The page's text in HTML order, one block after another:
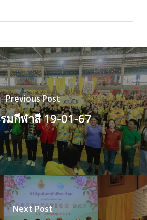
Previous Post
มกีฬาสี 19-01-67
Next Post